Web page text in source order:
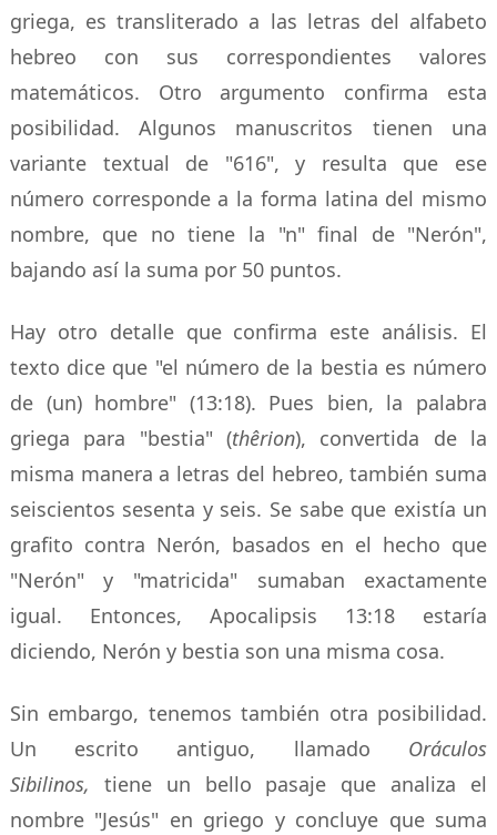
griega, es transliterado a las letras del alfabeto
hebreo con sus correspondientes valores
matemáticos. Otro argumento confirma esta
posibilidad. Algunos manuscritos tienen una
variante textual de "616", y resulta que ese
número corresponde a la forma latina del mismo
nombre, que no tiene la "n" final de "Nerón",
bajando así la suma por 50 puntos.
Hay otro detalle que confirma este análisis. El
texto dice que "el número de la bestia es número
de (un) hombre" (13:18). Pues bien, la palabra
griega para "bestia" (thêrion), convertida de la
misma manera a letras del hebreo, también suma
seiscientos sesenta y seis. Se sabe que existía un
grafito contra Nerón, basados en el hecho que
"Nerón" y "matricida" sumaban exactamente
igual. Entonces, Apocalipsis 13:18 estaría
diciendo, Nerón y bestia son una misma cosa.
Sin embargo, tenemos también otra posibilidad.
Un escrito antiguo, llamado Oráculos
Sibilinos, tiene un bello pasaje que analiza el
nombre "Jesús" en griego y concluye que suma